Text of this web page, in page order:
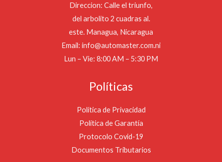
Direccion: Calle el triunfo,
del arbolito 2 cuadras al.
este. Managua, Nicaragua
Email: info@automaster.com.ni
Lun – Vie: 8:00 AM – 5:30 PM
Políticas
Política de Privacidad
Política de Garantía
Protocolo Covid-19
Documentos Tributarios